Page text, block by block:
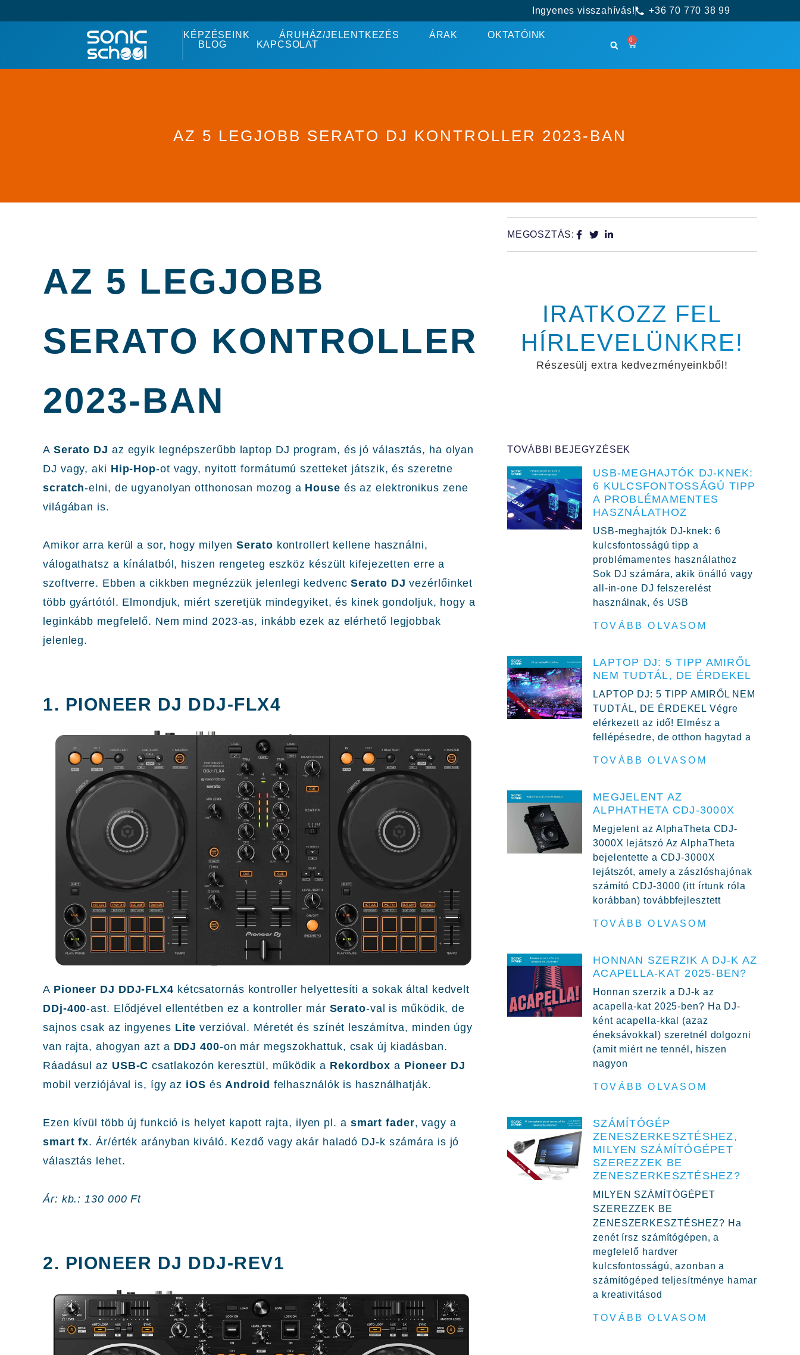
Ingyenes visszahívás! +36 70 770 38 99
KÉPZÉSEINK ÁRUHÁZ/JELENTKEZÉS ÁRAK
OKTATÓINK
BLOG
KAPCSOLAT 0
AZ 5 LEGJOBB SERATO DJ KONTROLLER 2023-BAN
AZ 5 LEGJOBB
SERATO KONTROLLER
2023-BAN
A Serato DJ az egyik legnépszerűbb laptop DJ program, és jó választás, ha olyan
DJ vagy, aki Hip-Hop-ot vagy, nyitott formátumú szetteket játszik, és szeretne
scratch-elni, de ugyanolyan otthonosan mozog a House és az elektronikus zene
világában is.
Amikor arra kerül a sor, hogy milyenSerato kontrollert kellene használni,
válogathatsz a kínálatból, hiszen rengeteg eszköz készült kifejezetten erre a
szoftverre. Ebben a cikkben megnézzük jelenlegi kedvencSerato DJ vezérlőinket
több gyártótól. Elmondjuk, miért szeretjük mindegyiket, és kinek gondoljuk, hogy a
leginkább megfelelő. Nem mind 2023-as, inkább ezek az elérhető legjobbak
jelenleg.
1. PIONEER DJ DDJ-FLX4
A Pioneer DJ DDJ-FLX4 kétcsatornás kontroller helyettesíti a sokak által kedvelt
DDj-400-ast. Elődjével ellentétben ez a kontroller már Serato-val is működik, de
sajnos csak az ingyenes Lite verzióval. Méretét és színét leszámítva, minden úgy
van rajta, ahogyan azt a DDJ 400-on már megszokhattuk, csak új kiadásban.
Ráadásul az USB-C csatlakozón keresztül, működik a Rekordbox a Pioneer DJ
mobil verziójával is, így az iOS ésAndroid felhasználók is használhatják.
Ezen kívül több új funkció is helyet kapott rajta, ilyen pl. a smart fader, vagy a
smart fx. Ár/érték arányban kiváló. Kezdő vagy akár haladó DJ-k számára is jó
választás lehet.
Ár: kb.: 130 000 Ft
2. PIONEER DJ DDJ-REV1
MEGOSZTÁS:
IRATKOZZ FEL
HÍRLEVELÜNKRE!
Részesülj extra kedvezményeinkből!
TOVÁBBI BEJEGYZÉSEK
USB-MEGHAJTÓK DJ-KNEK:
6 KULCSFONTOSSÁGÚ TIPP
A PROBLÉMAMENTES
HASZNÁLATHOZ
USB-meghajtók DJ-knek: 6
kulcsfontosságú tipp a
problémamentes használathoz
Sok DJ számára, akik önálló vagy
all-in-one DJ felszerelést
használnak, és USB
TOVÁBB OLVASOM
LAPTOP DJ: 5 TIPP AMIRŐL
NEM TUDTÁL, DE ÉRDEKEL
LAPTOP DJ: 5 TIPP AMIRŐL NEM
TUDTÁL, DE ÉRDEKEL Végre
elérkezett az idő! Elmész a
fellépésedre, de otthon hagytad a
TOVÁBB OLVASOM
MEGJELENT AZ
ALPHATHETA CDJ-3000X
Megjelent az AlphaTheta CDJ-
3000X lejátszó Az AlphaTheta
bejelentette a CDJ-3000X
lejátszót, amely a zászlóshajónak
számító CDJ-3000 (itt írtunk róla
korábban) továbbfejlesztett
TOVÁBB OLVASOM
HONNAN SZERZIK A DJ-K AZ
ACAPELLA-KAT 2025-BEN?
Honnan szerzik a DJ-k az
acapella-kat 2025-ben? Ha DJ-
ként acapella-kkal (azaz
éneksávokkal) szeretnél dolgozni
(amit miért ne tennél, hiszen
nagyon
TOVÁBB OLVASOM
SZÁMÍTÓGÉP
ZENESZERKESZTÉSHEZ,
MILYEN SZÁMÍTÓGÉPET
SZEREZZEK BE
ZENESZERKESZTÉSHEZ?
MILYEN SZÁMÍTÓGÉPET
SZEREZZEK BE
ZENESZERKESZTÉSHEZ? Ha
zenét írsz számítógépen, a
megfelelő hardver
kulcsfontosságú, azonban a
számítógéped teljesítménye hamar
a kreativitásod
TOVÁBB OLVASOM